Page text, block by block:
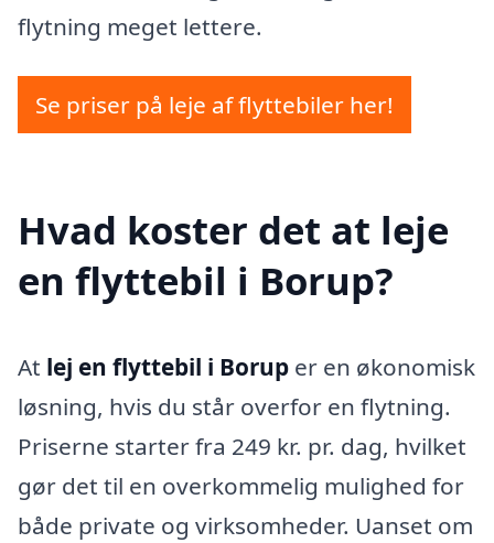
flytning meget lettere.
Se priser på leje af flyttebiler her!
Hvad koster det at leje
en flyttebil i Borup?
At lej en flyttebil i Borup er en økonomisk
løsning, hvis du står overfor en flytning.
Priserne starter fra 249 kr. pr. dag, hvilket
gør det til en overkommelig mulighed for
både private og virksomheder. Uanset om